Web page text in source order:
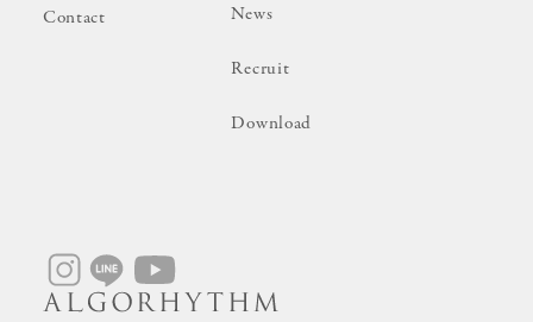
Contact News
Recruit
Download